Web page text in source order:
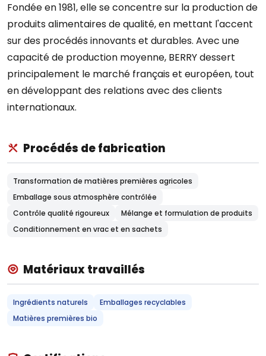
Fondée en 1981, elle se concentre sur la production de
produits alimentaires de qualité, en mettant l'accent
sur des procédés innovants et durables. Avec une
capacité de production moyenne, BERRY dessert
principalement le marché français et européen, tout
en développant des relations avec des clients
internationaux.
Procédés de fabrication
Transformation de matières premières agricoles
Emballage sous atmosphère contrôlée
Contrôle qualité rigoureux
Mélange et formulation de produits
Conditionnement en vrac et en sachets
Matériaux travaillés
Ingrédients naturels
Emballages recyclables
Matières premières bio